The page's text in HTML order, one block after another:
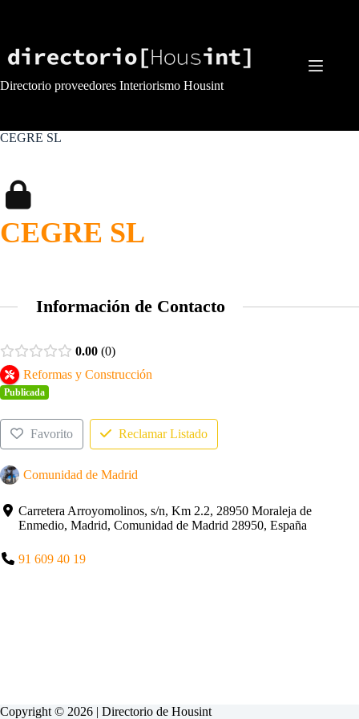
Directorio proveedores Interiorismo Housint
CEGRE SL
CEGRE SL
Información de Contacto
0.00 0
Reformas y Construcción
Publicada
Favorito Reclamar Listado
Comunidad de Madrid
Carretera Arroyomolinos, s/n, Km 2.2, 28950 Moraleja de
Enmedio, Madrid, Comunidad de Madrid 28950, España
91 609 40 19
Copyright © 2026 | Directorio de Housint